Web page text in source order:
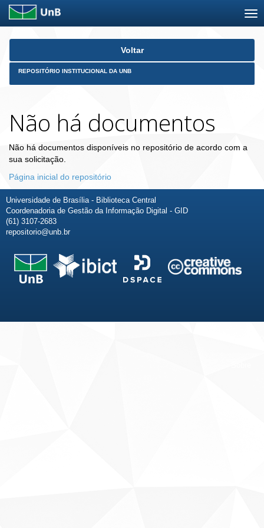
Skip
Voltar
REPOSITÓRIO INSTITUCIONAL DA UNB
Não há documentos
Não há documentos disponíveis no repositório de acordo com a
sua solicitação.
Página inicial do repositório
Universidade de Brasília - Biblioteca Central
Coordenadoria de Gestão da Informação Digital - GID
(61) 3107-2683
repositorio@unb.br